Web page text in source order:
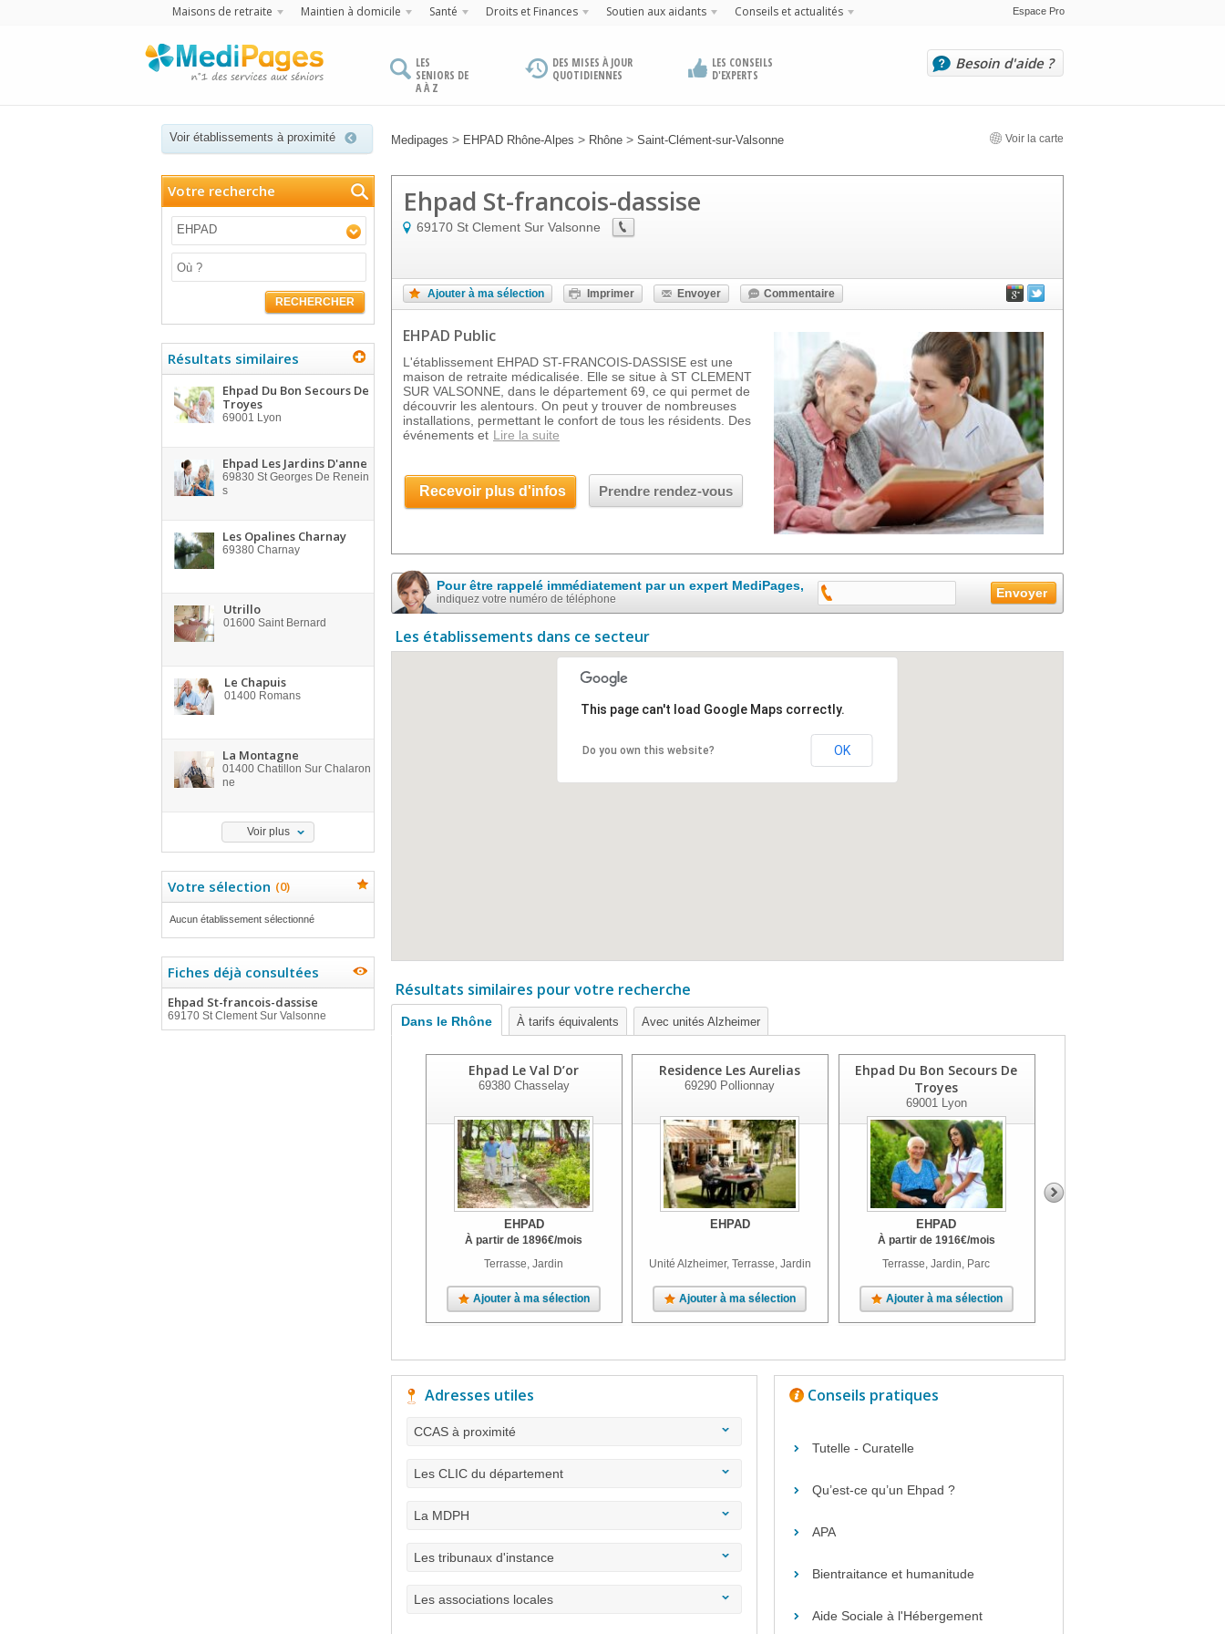
Maisons de retraite Maintien à domicile Santé Droits et Finances Soutien aux aidants Conseils et actualités Espace Pro
LES
SENIORS DE
A À Z
DES MISES À JOUR
QUOTIDIENNES
LES CONSEILS
D'EXPERTS
Besoin d'aide ?
Voir établissements à proximité Medipages > EHPAD Rhône-Alpes > Rhône > Saint-Clément-sur-Valsonne Voir la carte
Votre recherche
EHPAD
RECHERCHER
Résultats similaires
Ehpad Du Bon Secours De
Troyes
69001 Lyon
Ehpad Les Jardins D'anne
69830 St Georges De Renein
s
Les Opalines Charnay
69380 Charnay
Utrillo
01600 Saint Bernard
Le Chapuis
01400 Romans
La Montagne
01400 Chatillon Sur Chalaron
ne
Voir plus
Votre sélection (0)
Aucun établissement sélectionné
Fiches déjà consultées
Ehpad St-francois-dassise
69170 St Clement Sur Valsonne
Ehpad St-francois-dassise
69170 St Clement Sur Valsonne
Ajouter à ma sélection Imprimer Envoyer Commentaire
EHPAD Public
L'établissement EHPAD ST-FRANCOIS-DASSISE est une
maison de retraite médicalisée. Elle se situe à ST CLEMENT
SUR VALSONNE, dans le département 69, ce qui permet de
découvrir les alentours. On peut y trouver de nombreuses
installations, permettant le confort de tous les résidents. Des
événements et Lire la suite
Recevoir plus d'infos Prendre rendez-vous
Pour être rappelé immédiatement par un expert MediPages,
indiquez votre numéro de téléphone
Les établissements dans ce secteur
This page can't load Google Maps correctly.
Do you own this website? OK
Résultats similaires pour votre recherche
Dans le Rhône À tarifs équivalents Avec unités Alzheimer
Ehpad Le Val D’or
69380Chasselay
EHPAD
À partir de 1896€/mois
Terrasse, Jardin
Ajouter à ma sélection
Residence Les Aurelias
69290 Pollionnay
EHPAD
Unité Alzheimer, Terrasse, Jardin
Ajouter à ma sélection
Ehpad Du Bon Secours De
Troyes
69001Lyon
EHPAD
À partir de 1916€/mois
Terrasse, Jardin, Parc
Ajouter à ma sélection
Adresses utiles
CCAS à proximité
Les CLIC du département
La MDPH
Les tribunaux d'instance
Les associations locales
Conseils pratiques
Tutelle - Curatelle
Qu’est-ce qu’un Ehpad ?
APA
Bientraitance et humanitude
Aide Sociale à l'Hébergement